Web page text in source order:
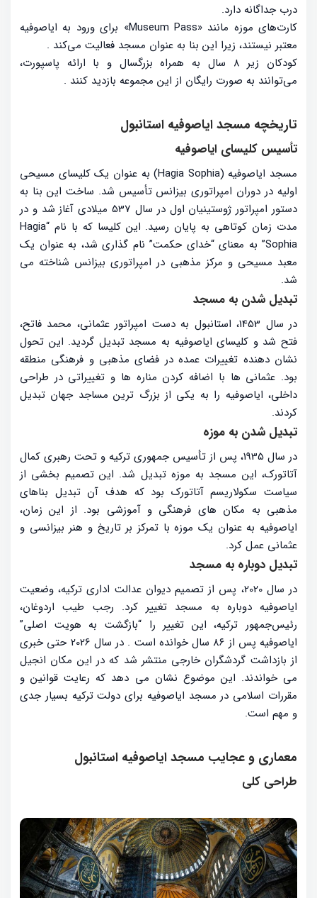
درب جداگانه دارد.
کارت‌های موزه مانند «Museum Pass» برای ورود به ایاصوفیه
معتبر نیستند، زیرا این بنا به عنوان مسجد فعالیت می‌کند .
کودکان زیر ۸ سال به همراه بزرگسال و با ارائه پاسپورت،
می‌توانند به صورت رایگان از این مجموعه بازدید کنند .
تاریخچه مسجد ایاصوفیه استانبول
تأسیس کلیسای ایاصوفیه
مسجد ایاصوفیه (Hagia Sophia) به عنوان یک کلیسای مسیحی
اولیه در دوران امپراتوری بیزانس تأسیس شد. ساخت این بنا به
دستور امپراتور ژوستینیان اول در سال 537 میلادی آغاز شد و در
مدت زمان کوتاهی به پایان رسید. این کلیسا که با نام “Hagia
Sophia” به معنای “خدای حکمت” نام گذاری شد، به عنوان یک
معبد مسیحی و مرکز مذهبی در امپراتوری بیزانس شناخته می
شد.
تبدیل شدن به مسجد
در سال 1453، استانبول به دست امپراتور عثمانی، محمد فاتح،
فتح شد و کلیسای ایاصوفیه به مسجد تبدیل گردید. این تحول
نشان دهنده تغییرات عمده در فضای مذهبی و فرهنگی منطقه
بود. عثمانی ها با اضافه کردن مناره ها و تغییراتی در طراحی
داخلی، ایاصوفیه را به یکی از بزرگ ترین مساجد جهان تبدیل
کردند.
تبدیل شدن به موزه
در سال 1935، پس از تأسیس جمهوری ترکیه و تحت رهبری کمال
آتاتورک، این مسجد به موزه تبدیل شد. این تصمیم بخشی از
سیاست سکولاریسم آتاتورک بود که هدف آن تبدیل بناهای
مذهبی به مکان های فرهنگی و آموزشی بود. از این زمان،
ایاصوفیه به عنوان یک موزه با تمرکز بر تاریخ و هنر بیزانسی و
عثمانی عمل کرد.
تبدیل دوباره به مسجد
در سال 2020، پس از تصمیم دیوان عدالت اداری ترکیه، وضعیت
ایاصوفیه دوباره به مسجد تغییر کرد. رجب طیب اردوغان،
رئیس‌جمهور ترکیه، این تغییر را “بازگشت به هویت اصلی”
ایاصوفیه پس از ۸۶ سال خوانده است
. در سال 2026 حتی خبری
از بازداشت گردشگران خارجی منتشر شد که در این مکان انجیل
می خواندند. این موضوع نشان می دهد که رعایت قوانین و
مقررات اسلامی در مسجد ایاصوفیه برای دولت ترکیه بسیار جدی
و مهم است.
معماری و عجایب مسجد ایاصوفیه استانبول
طراحی کلی